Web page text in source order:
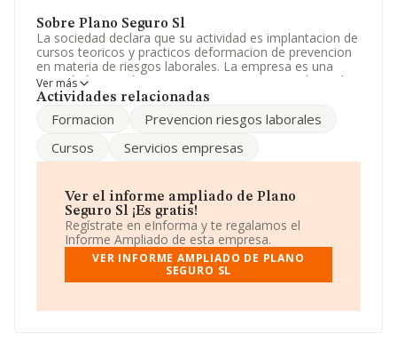
Sobre Plano Seguro Sl
La sociedad declara que su actividad es implantacion de
cursos teoricos y practicos deformacion de prevencion
en materia de riesgos laborales. La empresa es una
Sociedad Limitada. Tiene CNAE: 8559 - 'Otra educación
n.c.o.p.'. No realiza actividad de importación y/o
disponibles en INFORMA, el número de empleados de la
compañía ha estado por debajo de la media de sector.
Dentro del ranking de empresas elaborado por
INFORMA, atendiendo a los niveles de facturación de la
compañía, se destaca que: en 2024, la empresa ha
ganado 436 posiciones en el ranking sectorial, pasando
del 3.294 al 2.858. En el ranking del sector, delante de la
empresa están compañías como, por ejemplo:
Oposiciones Sociedad LimitadayTrisquel
coloca la empresa antes deQuality Lessons S.Ly
Ver más
Actividades relacionadas
Formacion
Prevencion riesgos laborales
Cursos
Servicios empresas
Ver el informe ampliado de Plano
Seguro Sl ¡Es gratis!
Regístrate en eInforma y te regalamos el
Informe Ampliado de esta empresa.
VER INFORME AMPLIADO DE PLANO
SEGURO SL